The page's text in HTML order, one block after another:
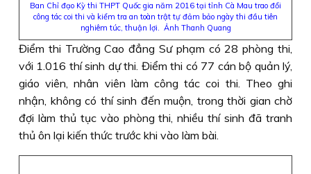
Ban Chỉ đạo Kỳ thi THPT Quốc gia năm 2016 tại tỉnh Cà Mau trao đổi
công tác coi thi và kiểm tra an toàn trật tự đảm bảo ngày thi đầu tiên
nghiêm túc, thuận lợi. Ảnh Thanh Quang
Điểm thi Trường Cao đẳng Sư phạm có 28 phòng thi,
với 1.016 thí sinh dự thi. Điểm thi có 77 cán bộ quản lý,
giáo viên, nhân viên làm công tác coi thi. Theo ghi
nhận, không có thí sinh đến muộn, trong thời gian chờ
đợi làm thủ tục vào phòng thi, nhiều thí sinh đã tranh
thủ ôn lại kiến thức trước khi vào làm bài.